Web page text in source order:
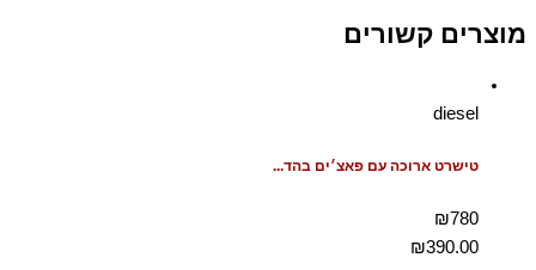
מוצרים קשורים
diesel
טישרט ארוכה עם פאצ׳ים בהד...
₪780
₪390.00